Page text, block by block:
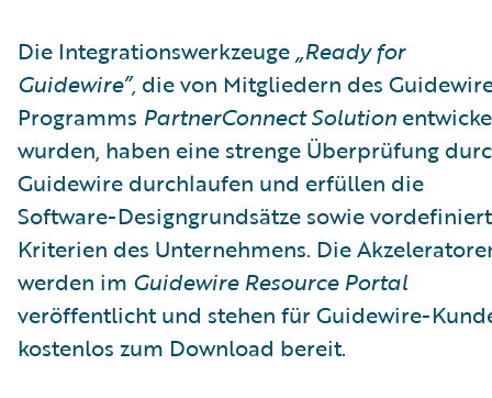
Die Integrationswerkzeuge„Ready for
Guidewire”, die von Mitgliedern des
Programms PartnerConnect Solution
wurden, haben eine strenge Überprüfung
Guidewire durchlaufen und erfüllen die
Software-Designgrundsätze sowie
Kriterien des Unternehmens. Die
werden im Guidewire Resource Portal
veröffentlicht und stehen für Guidewire-
kostenlos zum Download bereit.